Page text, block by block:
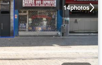
14photos